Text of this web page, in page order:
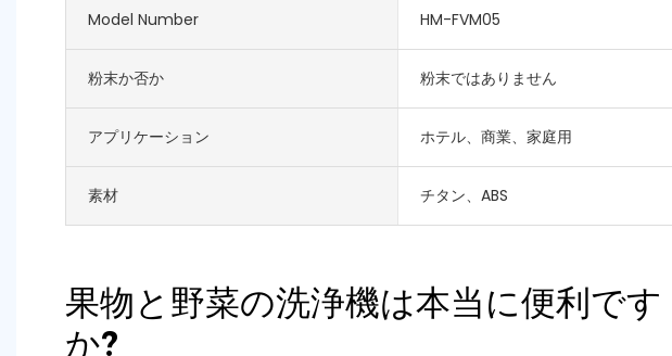
Model Number HM-FVM05
粉末か否か 粉末ではありません
アプリケーション ホテル、商業、家庭用
素材 チタン、ABS
果物と野菜の洗浄機は本当に便利です
か?